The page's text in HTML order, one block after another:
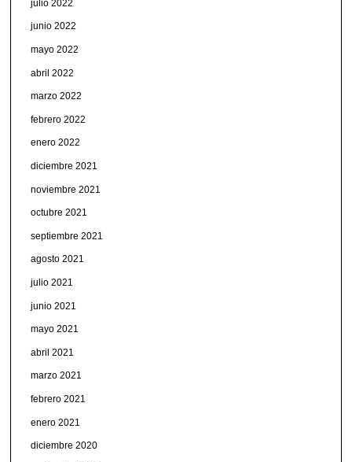
julio 2022
junio 2022
mayo 2022
abril 2022
marzo 2022
febrero 2022
enero 2022
diciembre 2021
noviembre 2021
octubre 2021
septiembre 2021
agosto 2021
julio 2021
junio 2021
mayo 2021
abril 2021
marzo 2021
febrero 2021
enero 2021
diciembre 2020